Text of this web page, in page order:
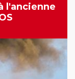
l'ancienne